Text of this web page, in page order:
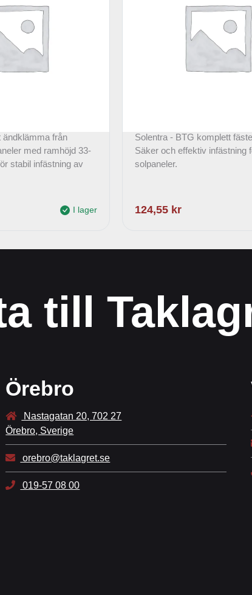
ändklämma från
med ramhöjd 33-
stabil infästning av
I lager
Solentra - BTG komplett
Säker och effektiv infästning
solpaneler.
124,55 kr
till
Örebro
Nastagatan 20, 702 27
Örebro, Sverige
orebro@taklagret.se
019-57 08 00